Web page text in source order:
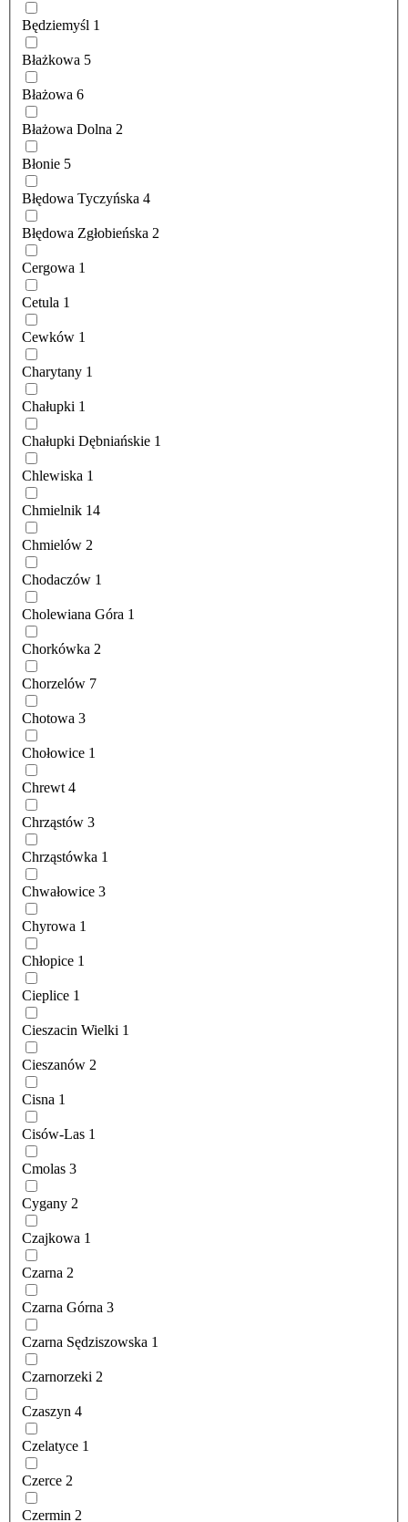
Będziemyśl 1
Błażkowa 5
Błażowa 6
Błażowa Dolna 2
Błonie 5
Błędowa Tyczyńska 4
Błędowa Zgłobieńska 2
Cergowa 1
Cetula 1
Cewków 1
Charytany 1
Chałupki 1
Chałupki Dębniańskie 1
Chlewiska 1
Chmielnik 14
Chmielów 2
Chodaczów 1
Cholewiana Góra 1
Chorkówka 2
Chorzelów 7
Chotowa 3
Chołowice 1
Chrewt 4
Chrząstów 3
Chrząstówka 1
Chwałowice 3
Chyrowa 1
Chłopice 1
Cieplice 1
Cieszacin Wielki 1
Cieszanów 2
Cisna 1
Cisów-Las 1
Cmolas 3
Cygany 2
Czajkowa 1
Czarna 2
Czarna Górna 3
Czarna Sędziszowska 1
Czarnorzeki 2
Czaszyn 4
Czelatyce 1
Czerce 2
Czermin 2